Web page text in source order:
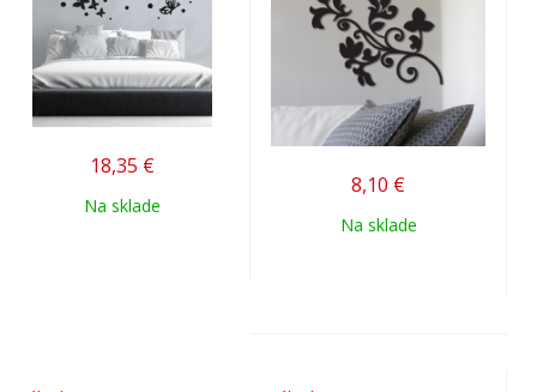
18,35 €
Na sklade
8,10 €
Na sklade